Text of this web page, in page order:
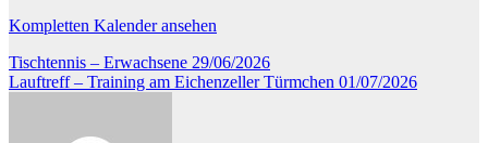
Kompletten Kalender ansehen
Beitragsnavigation
Tischtennis – Erwachsene 29/06/2026
Lauftreff – Training am Eichenzeller Türmchen 01/07/2026